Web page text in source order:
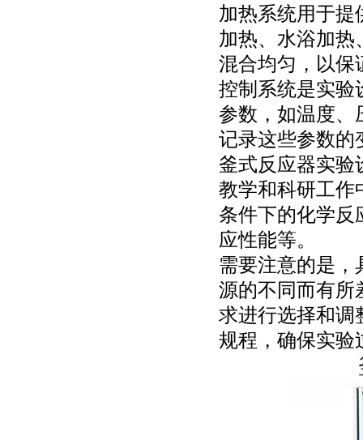
加热系统用于提
加热、水浴加热
混合均匀，以保
控制系统是实验
参数，如温度、
记录这些参数的
釜式反应器实验
教学和科研工作
条件下的化学反
应性能等。
需要注意的是，
源的不同而有所
求进行选择和调
规程，确保实验